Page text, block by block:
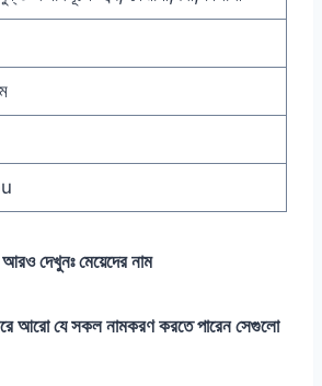
আরও দেখুনঃমেয়েদের নাম
আরো যে সকল নামকরণ করতে পারেন সেগুলো